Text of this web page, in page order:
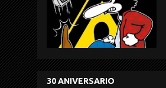
30 ANIVERSARIO